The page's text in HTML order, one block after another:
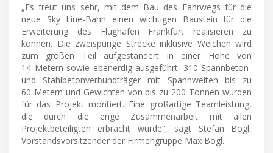
„Es freut uns sehr, mit dem Bau des Fahrwegs für die
neue Sky Line-Bahn einen wichtigen Baustein für die
Erweiterung des Flughafen Frankfurt realisieren zu
können. Die zweispurige Strecke inklusive Weichen wird
zum großen Teil aufgeständert in einer Höhe von
14 Metern sowie ebenerdig ausgeführt. 310 Spannbeton-
und Stahlbetonverbundträger mit Spannweiten bis zu
60 Metern und Gewichten von bis zu 200 Tonnen wurden
für das Projekt montiert. Eine großartige Teamleistung,
die durch die enge Zusammenarbeit mit allen
Projektbeteiligten erbracht wurde“, sagt Stefan Bögl,
Vorstandsvorsitzender der Firmengruppe Max Bögl.